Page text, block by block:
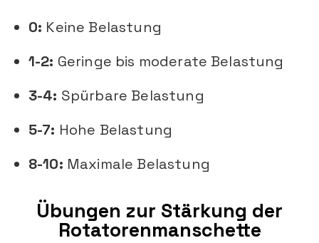
0: Keine Belastung
1-2: Geringe bis moderate Belastung
3-4: Spürbare Belastung
5-7: Hohe Belastung
8-10: Maximale Belastung
Übungen zur Stärkung der
Rotatorenmanschette